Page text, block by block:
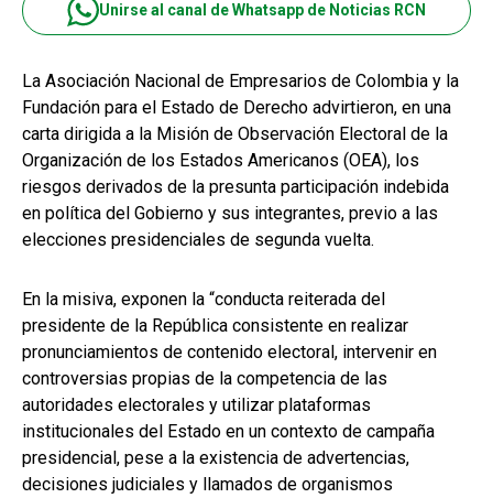
Unirse al canal de Whatsapp de Noticias RCN
La Asociación Nacional de Empresarios de Colombia y la
Fundación para el Estado de Derecho advirtieron, en una
carta dirigida a la Misión de Observación Electoral de la
Organización de los Estados Americanos (OEA), los
riesgos derivados de la presunta participación indebida
en política del Gobierno y sus integrantes, previo a las
elecciones presidenciales de segunda vuelta.
En la misiva, exponen la “conducta reiterada del
presidente de la República consistente en realizar
pronunciamientos de contenido electoral, intervenir en
controversias propias de la competencia de las
autoridades electorales y utilizar plataformas
institucionales del Estado en un contexto de campaña
presidencial, pese a la existencia de advertencias,
decisiones judiciales y llamados de organismos